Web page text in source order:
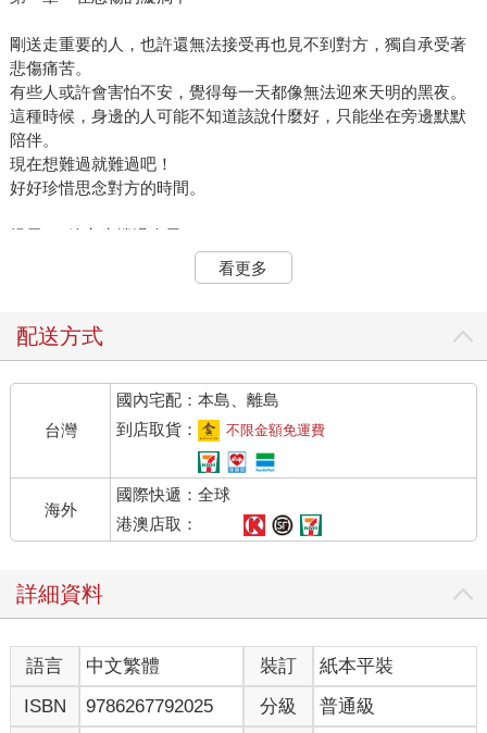
剛送走重要的人，也許還無法接受再也見不到對方，獨自承受著
悲傷痛苦。
有些人或許會害怕不安，覺得每一天都像無法迎來天明的黑夜。
這種時候，身邊的人可能不知道該說什麼好，只能坐在旁邊默默
陪伴。
現在想難過就難過吧！
好好珍惜思念對方的時間。
提示1：總之先撐過今天
以自己的步伐，慢慢來就好
接下來究竟該怎麼一個人活下去呢？失去重要的人，彷彿獨自
一位三十多歲的女性回顧三年前，母親因為蜘蛛網膜下腔出血
他說母親是這世上最了解他的人，失去了母親，覺得這世上再
也沒有人明白自己的心情，總是一個人孤零零的。
而且他一直認為「大概只有我一個人這麼痛苦吧！」
故人離世所帶來的影響隨關係與死亡的情況而有所差異，不會
因為遺屬經歷過數次親近的人過世便能免疫。有些人因而遭遇這
輩子從未體驗過的失落感，甚至覺得活不下去。
一名六十多歲的女性曾經在家照顧失智症的母親五年，並且陪
伴到母親臨終。他向我們分享自己的經驗：
嗎？在家母的房間呆呆望著他以前睡過的床好幾個小時，什麼事
也做不了。我不知道要怎麼度過失去母親的日子，光是活著就好
痛苦，實在好悲慘。」
重要的人過世之後，在世的人必須過著故人不在的日子。有些
人如同這位六十多歲的女性，失去母親後感覺頓失所依，不知所
措。
看更多
配送方式
台灣
國內宅配：本島、離島
到店取貨：
不限金額免運費
海外
國際快遞：全球
港澳店取：
詳細資料
語言 中文繁體 裝訂
紙本平裝
ISBN
9786267792025 分級 普通級